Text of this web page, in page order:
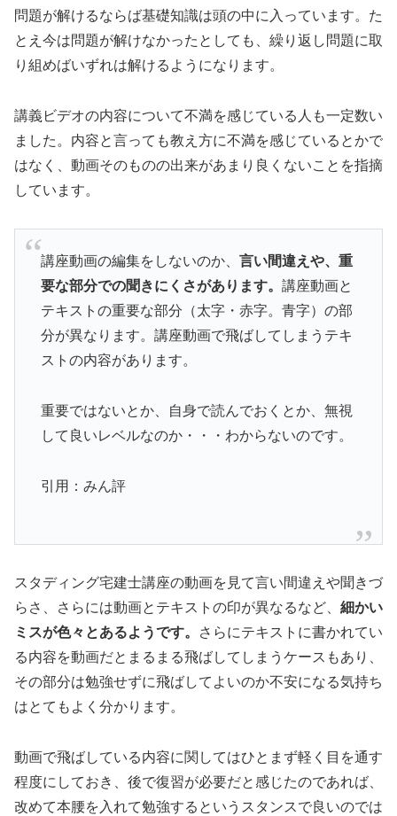
問題が解けるならば基礎知識は頭の中に入っています。た
とえ今は問題が解けなかったとしても、繰り返し問題に取
り組めばいずれは解けるようになります。
講義ビデオの内容について不満を感じている人も一定数い
ました。内容と言っても教え方に不満を感じているとかで
はなく、動画そのものの出来があまり良くないことを指摘
しています。
講座動画の編集をしないのか、 言い間違えや、重
要な部分での聞きにくさがあります。 講座動画と
テキストの重要な部分（太字・赤字。青字）の部
分が異なります。講座動画で飛ばしてしまうテキ
ストの内容があります。
重要ではないとか、自身で読んでおくとか、無視
して良いレベルなのか・・・わからないのです。
引用：みん評
スタディング宅建士講座の動画を見て言い間違えや聞きづ
らさ、さらには動画とテキストの印が異なるなど、 細かい
ミスが色々とあるようです。
さらにテキストに書かれてい
る内容を動画だとまるまる飛ばしてしまうケースもあり、
その部分は勉強せずに飛ばしてよいのか不安になる気持ち
はとてもよく分かります。
動画で飛ばしている内容に関してはひとまず軽く目を通す
程度にしておき、後で復習が必要だと感じたのであれば、
改めて本腰を入れて勉強するというスタンスで良いのでは